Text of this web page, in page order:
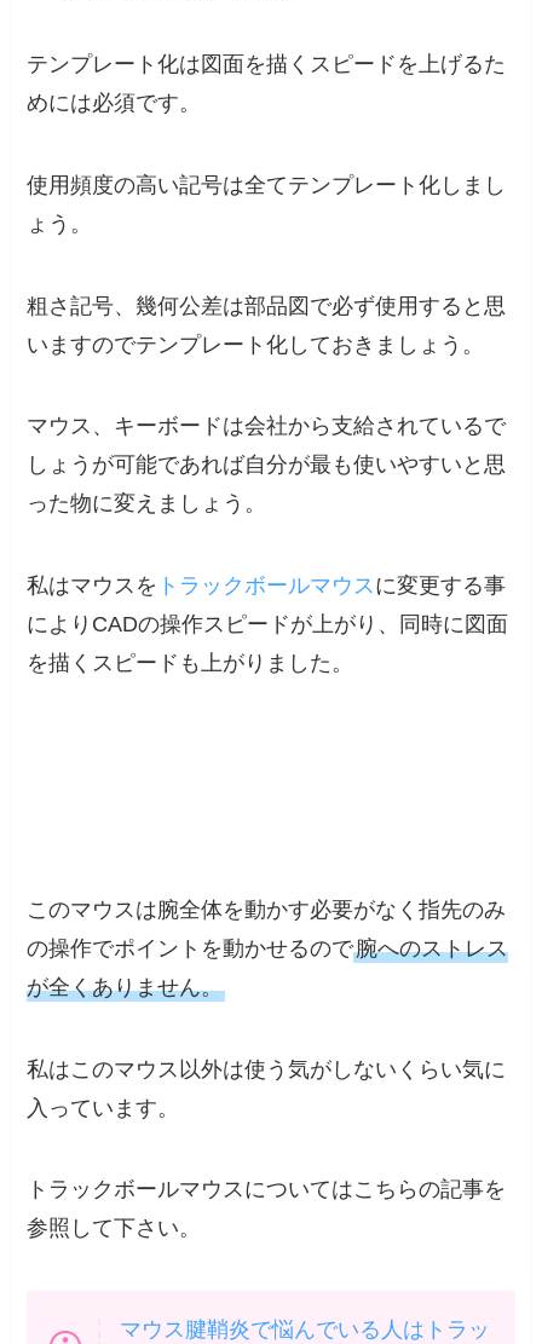
テンプレート化は図面を描くスピードを上げるた
めには必須です。
使用頻度の高い記号は全てテンプレート化しまし
ょう。
粗さ記号、幾何公差は部品図で必ず使用すると思
いますのでテンプレート化しておきましょう。
マウス、キーボードは会社から支給されているで
しょうが可能であれば自分が最も使いやすいと思
った物に変えましょう。
私はマウスを トラックボールマウスに変更する事
によりCADの操作スピードが上がり、同時に図面
を描くスピードも上がりました。
このマウスは腕全体を動かす必要がなく指先のみ
の操作でポイントを動かせるので腕へのストレス
が全くありません。
私はこのマウス以外は使う気がしないくらい気に
入っています。
トラックボールマウスについてはこちらの記事を
参照して下さい。
マウス腱鞘炎で悩んでいる人はトラッ